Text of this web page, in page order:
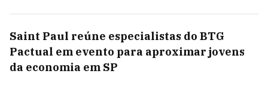
Saint Paul reúne especialistas do BTG
Pactual em evento para aproximar jovens
da economia em SP